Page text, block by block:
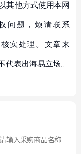
其他方式使用本网
问题，烦请联系
实处理。文章来
表出海易立场。